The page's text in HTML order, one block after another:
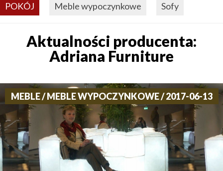
POKÓJ Meble wypoczynkowe Sofy
Aktualności producenta:
Adriana Furniture
MEBLE / MEBLE WYPOCZYNKOWE / 2017-06-13